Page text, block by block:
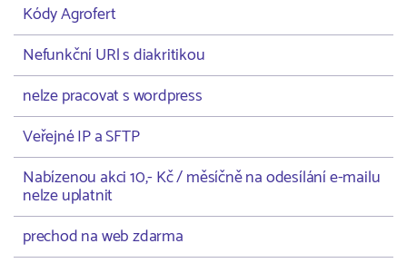
Kódy Agrofert
Nefunkční URl s diakritikou
nelze pracovat s wordpress
Veřejné IP a SFTP
Nabízenou akci 10,- Kč / měsíčně na odesílání e-mailu
nelze uplatnit
prechod na web zdarma